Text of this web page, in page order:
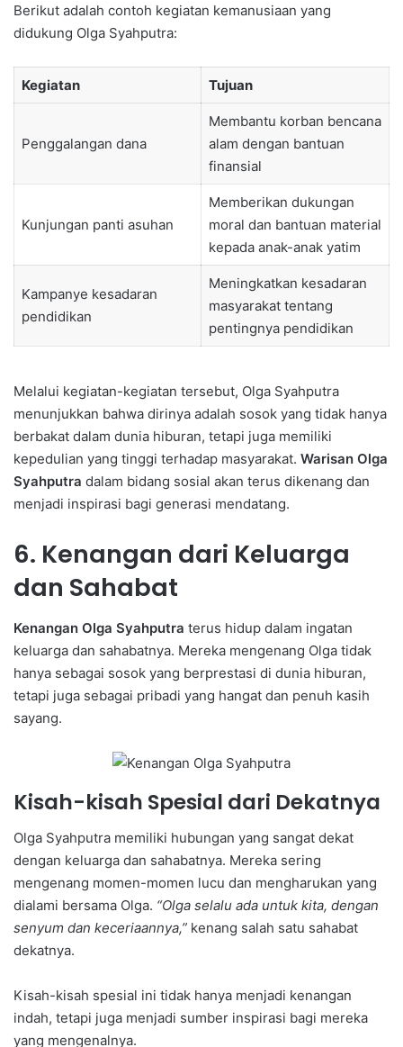
Berikut adalah contoh kegiatan kemanusiaan yang
didukung Olga Syahputra:
Kegiatan Tujuan
Penggalangan dana
Membantu korban bencana
alam dengan bantuan
finansial
Kunjungan panti asuhan
Memberikan dukungan
moral dan bantuan material
kepada anak-anak yatim
Kampanye kesadaran
pendidikan
Meningkatkan kesadaran
masyarakat tentang
pentingnya pendidikan
Melalui kegiatan-kegiatan tersebut, Olga Syahputra
menunjukkan bahwa dirinya adalah sosok yang tidak hanya
berbakat dalam dunia hiburan, tetapi juga memiliki
kepedulian yang tinggi terhadap masyarakat. Warisan Olga
Syahputra dalam bidang sosial akan terus dikenang dan
menjadi inspirasi bagi generasi mendatang.
6. Kenangan dari Keluarga
dan Sahabat
Kenangan Olga Syahputra terus hidup dalam ingatan
keluarga dan sahabatnya. Mereka mengenang Olga tidak
hanya sebagai sosok yang berprestasi di dunia hiburan,
tetapi juga sebagai pribadi yang hangat dan penuh kasih
sayang.
Kisah-kisah Spesial dari Dekatnya
Olga Syahputra memiliki hubungan yang sangat dekat
dengan keluarga dan sahabatnya. Mereka sering
mengenang momen-momen lucu dan mengharukan yang
dialami bersama Olga. “Olga selalu ada untuk kita, dengan
senyum dan keceriaannya,” kenang salah satu sahabat
dekatnya.
Kisah-kisah spesial ini tidak hanya menjadi kenangan
indah, tetapi juga menjadi sumber inspirasi bagi mereka
yang mengenalnya.